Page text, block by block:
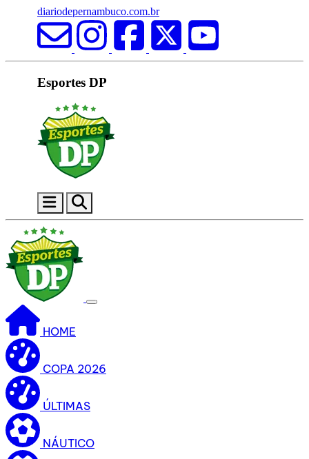
diariodepernambuco.com.br
Esportes DP
HOME
COPA 2026
ÚLTIMAS
NÁUTICO